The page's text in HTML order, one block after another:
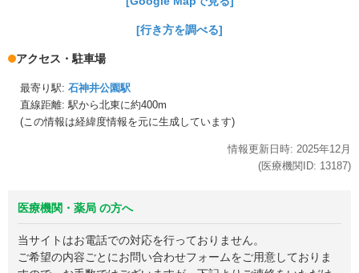
[行き方を調べる]
アクセス・駐車場
最寄り駅: 石神井公園駅
直線距離: 駅から北東に約400m
(この情報は経緯度情報を元に生成しています)
情報更新日時: 2025年12月
(医療機関ID: 13187)
医療機関・薬局 の方へ
当サイトはお電話での対応を行っておりません。
ご希望の内容ごとにお問い合わせフォームをご用意しておりま